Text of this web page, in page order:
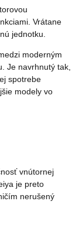
Vrátane
jednotku.
moderným
Je navrhnutý tak,
spotrebe
modely vo
vnútornej
je preto
nerušený